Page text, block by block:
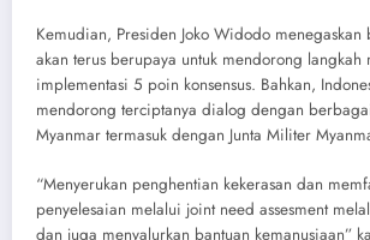
Kemudian, Presiden Joko Widodo menegaskan
akan terus berupaya untuk mendorong langkah
implementasi 5 poin konsensus. Bahkan,
mendorong terciptanya dialog dengan
Myanmar termasuk dengan Junta Militer
“Menyerukan penghentian kekerasan dan
penyelesaian melalui joint need assesment
dan juga menyalurkan bantuan kemanusiaan”